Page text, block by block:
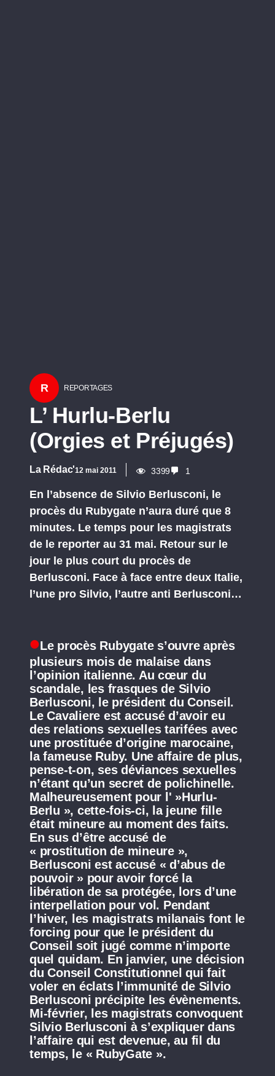
R REPORTAGES
L’ Hurlu-Berlu
(Orgies et Préjugés)
La Rédac'12 mai 2011 3399 1
En l’absence de Silvio Berlusconi, le
procès du Rubygate n’aura duré que 8
minutes. Le temps pour les magistrats
de le reporter au 31 mai. Retour sur le
jour le plus court du procès de
Berlusconi. Face à face entre deux Italie,
l’une pro Silvio, l’autre anti Berlusconi…
Le procès Rubygate s’ouvre après
plusieurs mois de malaise dans
l’opinion italienne. Au cœur du
scandale, les frasques de Silvio
Berlusconi, le président du Conseil.
Le Cavaliere est accusé d’avoir eu
des relations sexuelles tarifées avec
une prostituée d’origine marocaine,
la fameuse Ruby. Une affaire de plus,
pense-t-on, ses déviances sexuelles
n’étant qu’un secret de polichinelle.
Malheureusement pour l' »Hurlu-
Berlu », cette-fois-ci, la jeune fille
était mineure au moment des faits.
En sus d’être accusé de
« prostitution de mineure »,
Berlusconi est accusé « d’abus de
pouvoir » pour avoir forcé la
libération de sa protégée, lors d’une
interpellation pour vol. Pendant
l’hiver, les magistrats milanais font le
forcing pour que le président du
Conseil soit jugé comme n’importe
quel quidam. En janvier, une décision
du Conseil Constitutionnel qui fait
voler en éclats l’immunité de Silvio
Berlusconi précipite les évènements.
Mi-février, les magistrats convoquent
Silvio Berlusconi à s’expliquer dans
l’affaire qui est devenue, au fil du
temps, le « RubyGate ».